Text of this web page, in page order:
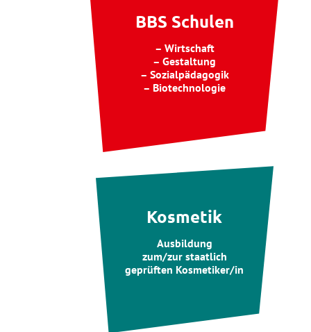
BBS Schulen
– Wirtschaft
– Gestaltung
– Sozialpädagogik
– Biotechnologie
Kosmetik
Ausbildung
zum/zur staatlich
geprüften Kosmetiker/in